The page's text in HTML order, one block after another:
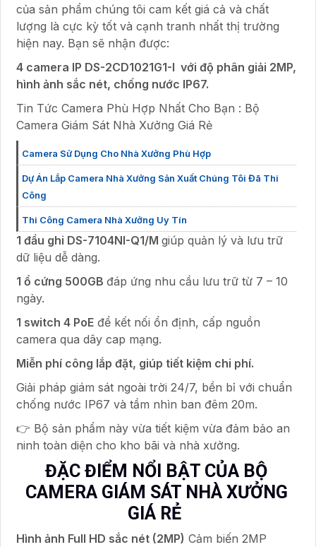
của sản phẩm chúng tôi cam kết giá cả và chất
lượng là cực kỳ tốt và cạnh tranh nhất thị trường
hiện nay. Bạn sẽ nhận được:
4 camera IP DS-2CD1021G1-I với độ phân giải 2MP,
hình ảnh sắc nét, chống nước IP67.
Tin Tức Camera Phù Hợp Nhất Cho Bạn : Bộ
Camera Giám Sát Nhà Xưởng Giá Rẻ
Camera Sử Dụng Cho Nhà Xưởng Phù Hợp
Dự Án Lắp Camera Nhà Xưởng Sản Xuất Chúng Tôi Đã Thi
Công
Thi Công Camera Nhà Xưởng Uy Tín
1 đầu ghi DS-7104NI-Q1/M giúp quản lý và lưu trữ
dữ liệu dễ dàng.
1 ổ cứng 500GB đáp ứng nhu cầu lưu trữ từ 7 – 10
ngày.
1 switch 4 PoE để kết nối ổn định, cấp nguồn
camera qua dây cap mạng.
Miễn phí công lắp đặt, giúp tiết kiệm chi phí.
Giải pháp giám sát ngoài trời 24/7, bền bỉ với chuẩn
chống nước IP67 và tầm nhìn ban đêm 20m.
👉 Bộ sản phẩm này vừa tiết kiệm vừa đảm bảo an
ninh toàn diện cho kho bãi và nhà xưởng.
ĐẶC ĐIỂM NỔI BẬT CỦA BỘ
CAMERA GIÁM SÁT NHÀ XƯỞNG
GIÁ RẺ
Hình ảnh Full HD sắc nét (2MP) Cảm biến 2MP